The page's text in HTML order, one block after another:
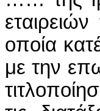
οποία
με την